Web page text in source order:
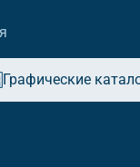
Графические